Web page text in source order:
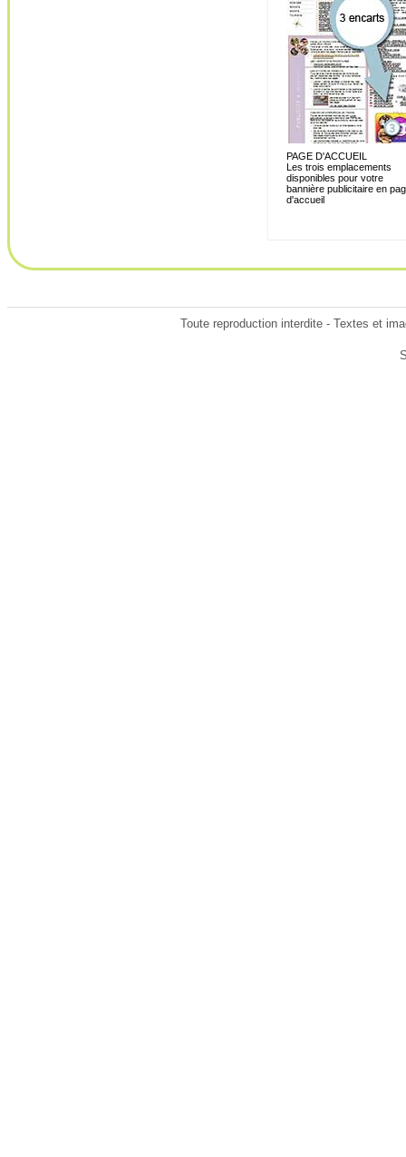
PAGE D'ACCUEIL
Les trois emplacements
disponibles pour votre
bannière publicitaire en
d'accueil
Toute reproduction interdite - Textes et